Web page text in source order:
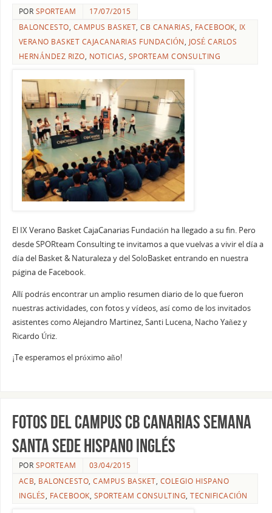
POR SPORTEAM
17/07/2015
BALONCESTO, CAMPUS BASKET,CB CANARIAS, FACEBOOK, IX
VERANO BASKET CAJACANARIAS FUNDACIÓN, JOSÉ CARLOS
HERNÁNDEZ RIZO, NOTICIAS, SPORTEAM CONSULTING
El IX Verano Basket CajaCanarias Fundación ha llegado a su fin. Pero
desde SPORteam Consulting te invitamos a que vuelvas a vivir el día a
día del Basket & Naturaleza y del SoloBasket entrando en nuestra
página de Facebook.
Allí podrás encontrar un amplio resumen diario de lo que fueron
nuestras actividades, con fotos y vídeos, así como de los invitados
asistentes como Alejandro Martinez, Santi Lucena, Nacho Yañez y
Ricardo Úriz.
¡Te esperamos el próximo año!
Fotos del Campus CB Canarias Semana
Santa Sede Hispano Inglés
POR SPORTEAM
03/04/2015
ACB, BALONCESTO,CAMPUS BASKET, COLEGIO HISPANO
INGLÉS, FACEBOOK, SPORTEAM CONSULTING,TECNIFICACIÓN